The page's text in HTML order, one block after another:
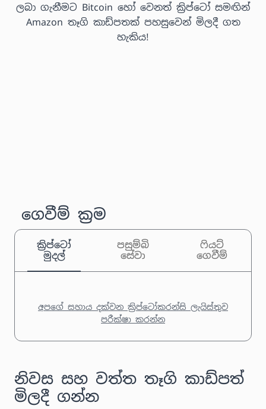
ලබා ගැනීමට Bitcoin හෝ වෙනත් ක්‍රිප්ටෝ සමඟින්
Amazon තෑගි කාඩ්පතක් පහසුවෙන් මිලදී ගත
හැකිය!
ගෙවීම් ක්‍රම
ක්‍රිප්ටෝ
මුදල්
පසුම්බි
සේවා
ෆියට්
ගෙවීම්
අපගේ සහාය දක්වන ක්‍රිප්ටෝකරන්සි ලැයිස්තුව
පරීක්ෂා කරන්න
නිවස සහ වත්ත තෑගි කාඩ්පත්
මිලදී ගන්න